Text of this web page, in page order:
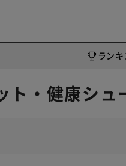
ラン
ト・健康シュ